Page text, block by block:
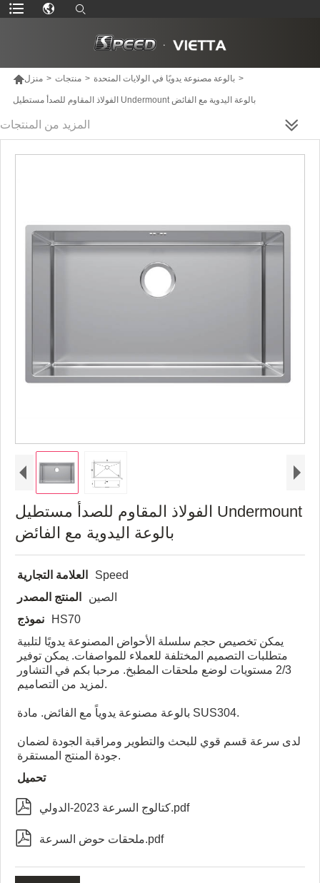
منزل > منتجات > بالوعة مصنوعة يدويًا في الولايات المتحدة >
الفولاذ المقاوم للصدأ مستطيل Undermount بالوعة اليدوية مع الفائض
المزيد من المنتجات
الفولاذ المقاوم للصدأ مستطيل Undermount
بالوعة اليدوية مع الفائض
العلامة التجارية
Speed
المنتج المصدر
الصين
نموذج
HS70
يمكن تخصيص حجم سلسلة الأحواض المصنوعة يدويًا لتلبية
متطلبات التصميم المختلفة للعملاء للمواصفات. يمكن توفير
2/3 مستويات لوضع ملحقات المطبخ. مرحبا بكم في التشاور
لمزيد من التصاميم.
بالوعة مصنوعة يدوياً مع الفائض. مادة SUS304.
لدى سرعة قسم قوي للبحث والتطوير ومراقبة الجودة لضمان
جودة المنتج المستقرة.
تحميل
 كتالوج السرعة 2023-الدولي.pdf
 ملحقات حوض السرعة.pdf